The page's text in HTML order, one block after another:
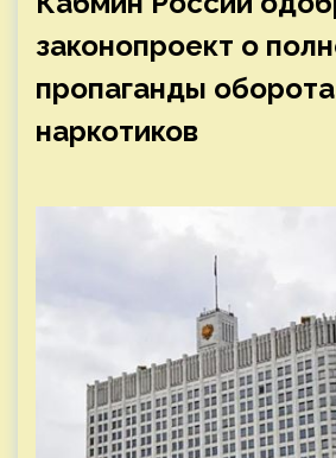
законопроект о
пропаганды оборота
наркотиков